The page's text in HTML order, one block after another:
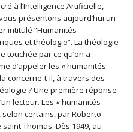
à l’Intelligence Artificielle,
présentons aujourd’hui un
intitulé “Humanités
et théologie”. La théologie
touchée par ce qu’on a
d’appeler les « humanités
concerne-t-il, à travers des
? Une première réponse
lecteur. Les « humanités
certains, par Roberto
Thomas. Dès 1949, au